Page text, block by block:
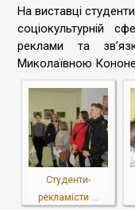
На виставці
соціокультурній
реклами та
Миколаївною
Студенти-
рекламісти ...